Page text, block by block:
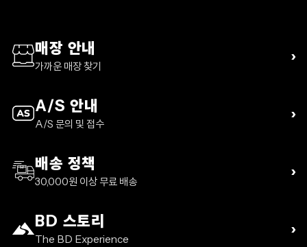
매장 안내
가까운 매장 찾기
›
A/S 안내
A/S 문의 및 접수
›
배송 정책
30,000원 이상 무료 배송
›
BD 스토리
The BD Experience
›